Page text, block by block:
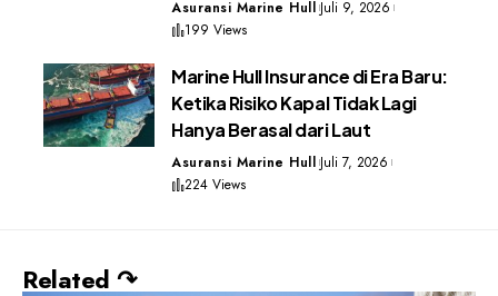
Asuransi Marine Hull Juli 9, 2026
199 Views
Marine Hull Insurance di Era Baru:
Ketika Risiko Kapal Tidak Lagi
Hanya Berasal dari Laut
Asuransi Marine Hull Juli 7, 2026
224 Views
Related ↷